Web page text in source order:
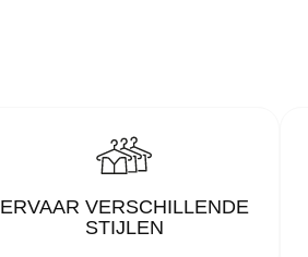
ERVAAR VERSCHILLENDE
STIJLEN